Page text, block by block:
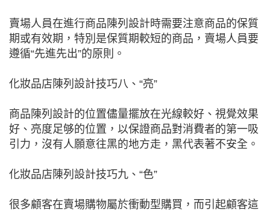
賣場人員在進行商品陳列設計時需要注意商品的保質
期或有效期，特別是保質期較短的商品，賣場人員要
遵循“先進先出”的原則。
化妝品店陳列設計技巧八、“亮”
商品陳列設計的位置儘量擺放在光線較好、視覺效果
好、亮度足够的位置，以保證商品對消費者的第一吸
引力，沒有人願意往黑的地方走，黑代表著不安全。
化妝品店陳列設計技巧九、“色”
很多顧客在賣場購物屬於衝動型購買，而引起顧客這